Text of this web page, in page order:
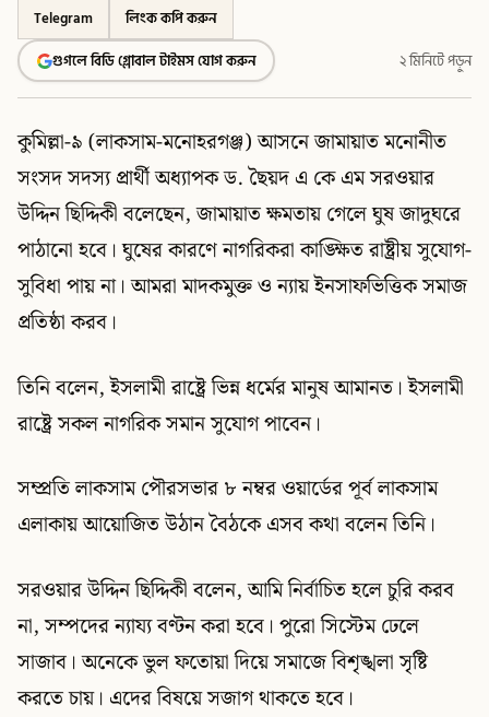
Telegram
লিংক কপি করুন
গুগলে বিডি গ্লোবাল টাইমস যোগ করুন
২ মিনিটে পড়ুন
কুমিল্লা-৯ (লাকসাম-মনোহরগঞ্জ) আসনে জামায়াত মনোনীত
সংসদ সদস্য প্রার্থী অধ্যাপক ড. ছৈয়দ এ কে এম সরওয়ার
উদ্দিন ছিদ্দিকী বলেছেন, জামায়াত ক্ষমতায় গেলে ঘুষ জাদুঘরে
পাঠানো হবে। ঘুষের কারণে নাগরিকরা কাঙ্ক্ষিত রাষ্ট্রীয় সুযোগ-
সুবিধা পায় না। আমরা মাদকমুক্ত ও ন্যায় ইনসাফভিত্তিক সমাজ
প্রতিষ্ঠা করব।
তিনি বলেন, ইসলামী রাষ্ট্রে ভিন্ন ধর্মের মানুষ আমানত। ইসলামী
রাষ্ট্রে সকল নাগরিক সমান সুযোগ পাবেন।
সম্প্রতি লাকসাম পৌরসভার ৮ নম্বর ওয়ার্ডের পূর্ব লাকসাম
এলাকায় আয়োজিত উঠান বৈঠকে এসব কথা বলেন তিনি।
সরওয়ার উদ্দিন ছিদ্দিকী বলেন, আমি নির্বাচিত হলে চুরি করব
না, সম্পদের ন্যায্য বণ্টন করা হবে। পুরো সিস্টেম ঢেলে
সাজাব। অনেকে ভুল ফতোয়া দিয়ে সমাজে বিশৃঙ্খলা সৃষ্টি
করতে চায়। এদের বিষয়ে সজাগ থাকতে হবে।